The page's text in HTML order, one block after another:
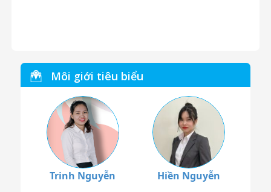
Môi giới tiêu biểu
Trinh Nguyễn Hiền Nguyễn